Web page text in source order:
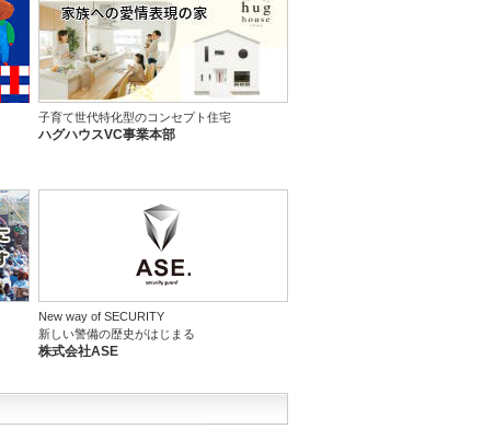
子育て世代特化型のコンセプト住宅
ハグハウスVC事業本部
New way of SECURITY
新しい警備の歴史がはじまる
株式会社ASE